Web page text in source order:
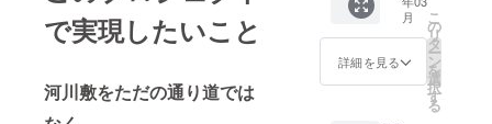
で実現したいこと
河川敷をただの通り道では
す ・イ
ベント
終了後
（10/20
る700円
チケッ
ト ・イ
ベント
持ちを
込め
て、お
礼の
メッ
セージ
月
詳細を見る
こ
の
リ
タ
ー
ン
を
選
択
す
る